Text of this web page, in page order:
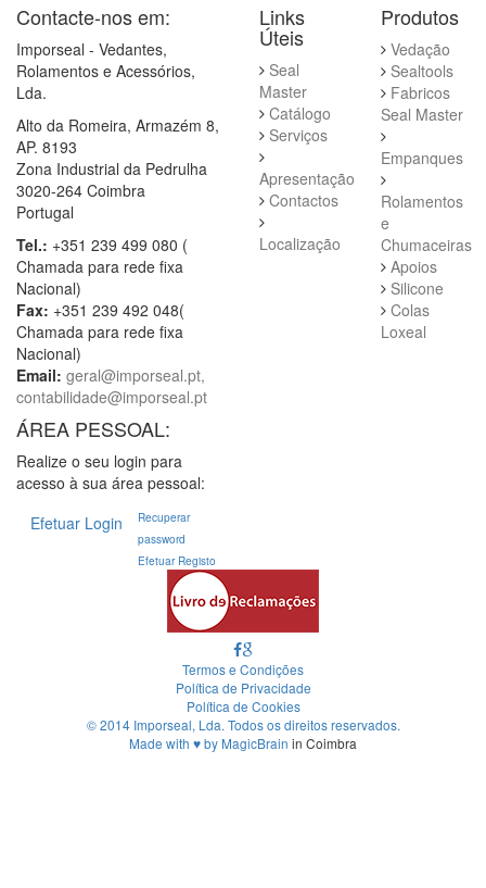
Contacte-nos em:
Imporseal - Vedantes,
Rolamentos e Acessórios,
Lda.
Alto da Romeira, Armazém 8,
AP. 8193
Zona Industrial da Pedrulha
3020-264 Coimbra
Portugal
Tel.: +351 239 499 080 (
Chamada para rede fixa
Nacional)
Fax: +351 239 492 048(
Chamada para rede fixa
Nacional)
Email: geral@imporseal.pt,
contabilidade@imporseal.pt
ÁREA PESSOAL:
Realize o seu login para
acesso à sua área pessoal:
Efetuar Login
Recuperar
password
Efetuar Registo
Links
Úteis
Seal
Master
Catálogo
Serviços
Apresentação
Contactos
Localização
Produtos
Vedação
Sealtools
Fabricos
Seal Master
Empanques
Rolamentos
e
Chumaceiras
Apoios
Silicone
Colas
Loxeal
Termos e Condições
Política de Privacidade
Política de Cookies
© 2014 Imporseal, Lda. Todos os direitos reservados.
Made with ♥by MagicBrain in Coimbra